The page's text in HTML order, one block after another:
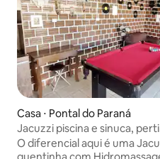
Casa ⋅ Pontal do Paraná
Jacuzzi piscina e sinuca,
do Mel
O diferencial aqui é uma